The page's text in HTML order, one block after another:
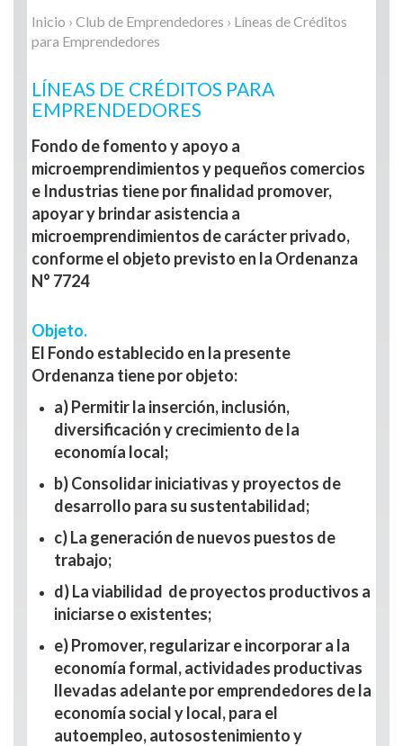
Inicio › Club de Emprendedores › Líneas de Créditos
para Emprendedores
LÍNEAS DE CRÉDITOS PARA
EMPRENDEDORES
Fondo de fomento y apoyo a
microemprendimientos y pequeños comercios
e Industrias tiene por finalidad promover,
apoyar y brindar asistencia a
microemprendimientos de carácter privado,
conforme el objeto previsto en la Ordenanza
N° 7724
Objeto.
El Fondo establecido en la presente
Ordenanza tiene por objeto:
a) Permitir la inserción, inclusión,
diversificación y crecimiento de la
economía local;
b) Consolidar iniciativas y proyectos de
desarrollo para su sustentabilidad;
c) La generación de nuevos puestos de
trabajo;
d) La viabilidad de proyectos productivos a
iniciarse o existentes;
e) Promover, regularizar e incorporar a la
economía formal, actividades productivas
llevadas adelante por emprendedores de la
economía social y local, para el
autoempleo, autosostenimiento y